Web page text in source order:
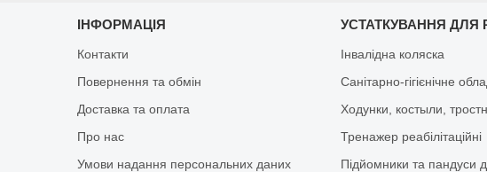
ІНФОРМАЦІЯ
Контакти
Повернення та обмін
Доставка та оплата
Про нас
Умови надання персональних даних
УСТАТКУВАННЯ ДЛЯ
Інвалідна коляска
Санітарно-гігієнічне
Ходунки, костыли,
Тренажер реабілітаційні
Підйомники та пандуси